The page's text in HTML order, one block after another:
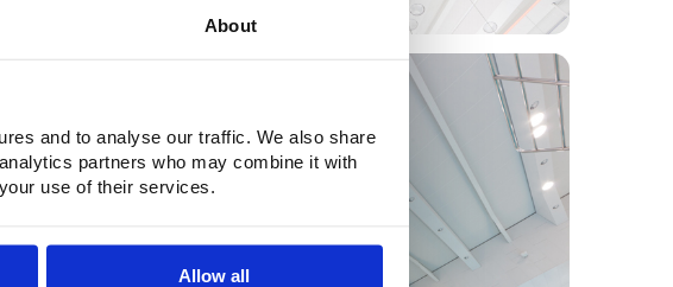
About
and to analyse our traffic. We also share
partners who may combine it with
use of their services.
Allow all